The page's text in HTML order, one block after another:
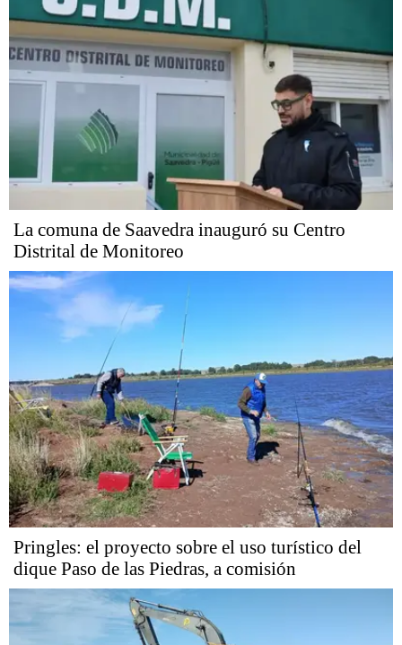
La comuna de Saavedra inauguró su Centro
Distrital de Monitoreo
Pringles: el proyecto sobre el uso turístico del
dique Paso de las Piedras, a comisión